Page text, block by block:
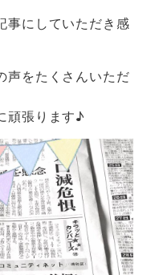
事にしていただき感
声をたくさんいただ
頑張ります♪